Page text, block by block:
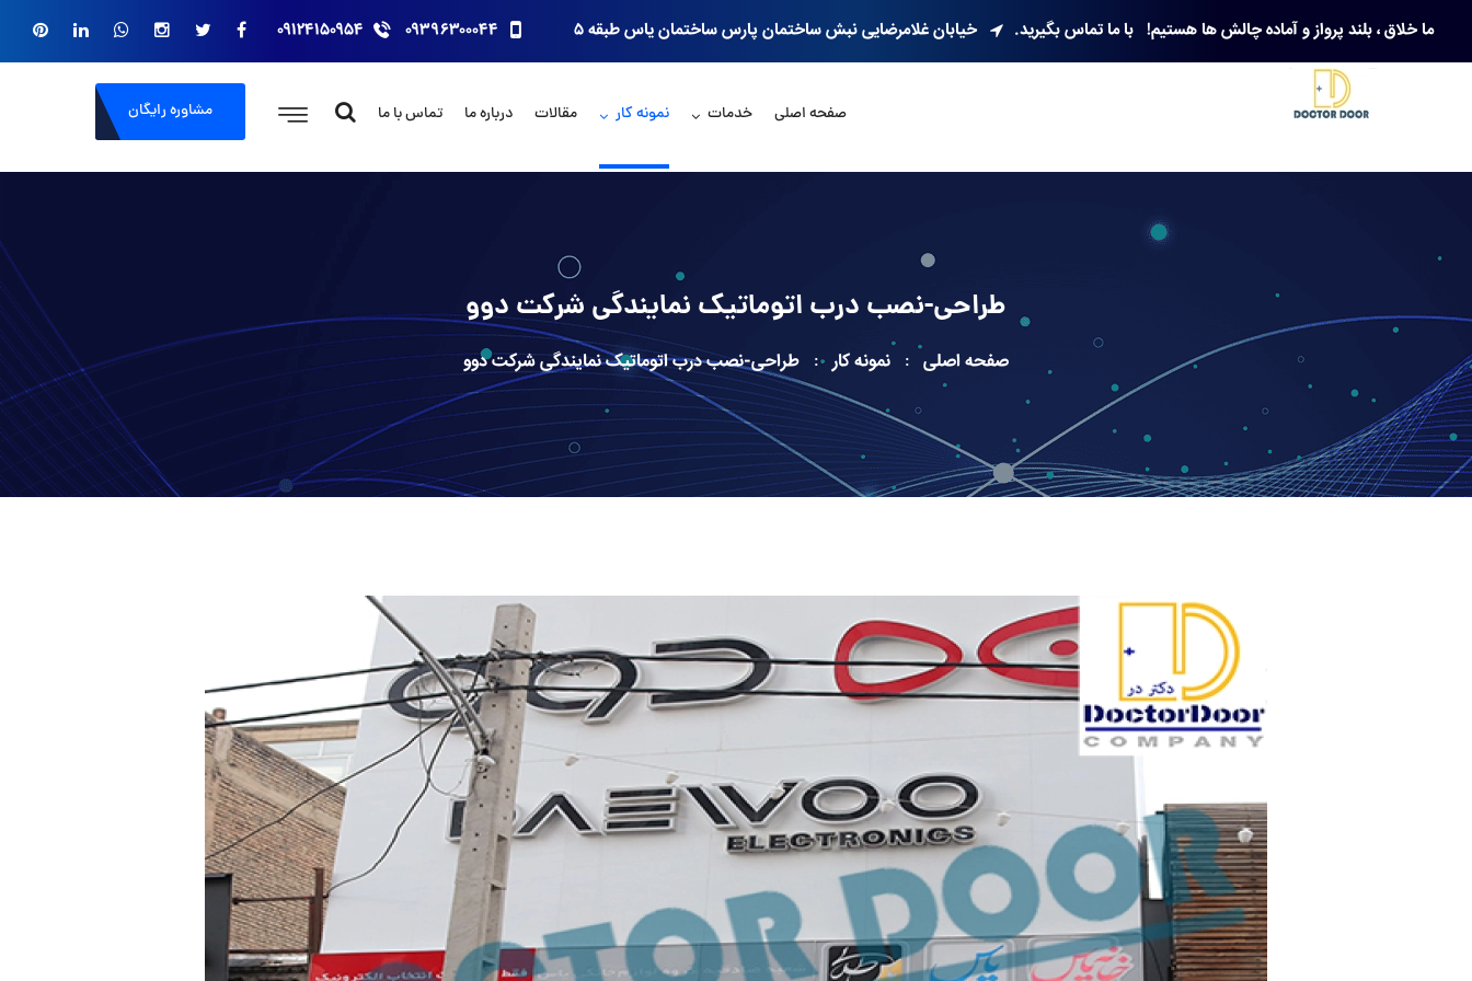
ما خلاق ، بلند پرواز و آماده چالش ها هستیم! با ما تماس بگیرید. خیابان غلامرضایی نبش ساختمان پارس ساختمان یاس طبقه ۵ ۰۹۳۹۶۳۰۰۰۴۴ ۰۹۱۲۴۱۵۰۹۵۴
صفحه اصلی خدمات نمونه کار مقالات درباره ما تماس با ما مشاوره رایگان
طراحی-نصب درب اتوماتیک نمایندگی شرکت دوو
صفحه اصلی نمونه کار طراحی-نصب درب اتوماتیک نمایندگی شرکت دوو